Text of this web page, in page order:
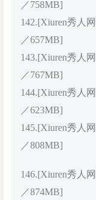
／758MB]
142.[Xiuren秀人
／657MB]
143.[Xiuren秀人
／767MB]
144.[Xiuren秀人
／623MB]
145.[Xiuren秀人
／808MB]
146.[Xiuren秀人
／874MB]